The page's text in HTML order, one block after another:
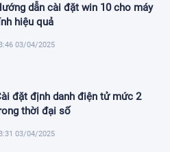
dẫn cài đặt win 10 cho máy
hiệu quả
03/04/2025
đặt định danh điện tử mức 2
thời đại số
03/04/2025